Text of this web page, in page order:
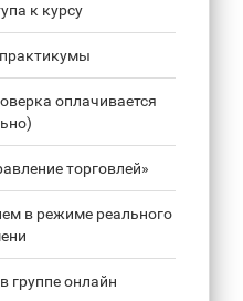
к курсу
оплачивается
торговлей»
в режиме реального
группе онлайн